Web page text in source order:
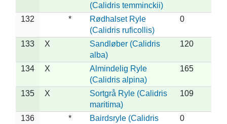
(Calidris temminckii)
132 *
Rødhalset Ryle
(Calidris ruficollis)
0
133 X
Sandløber (Calidris
alba)
120
134 X
Almindelig Ryle
(Calidris alpina)
165
135 X
Sortgrå Ryle (Calidris
maritima)
109
136 *
Bairdsryle (Calidris
0